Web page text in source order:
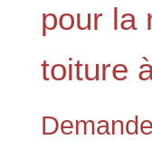
pour la
toiture